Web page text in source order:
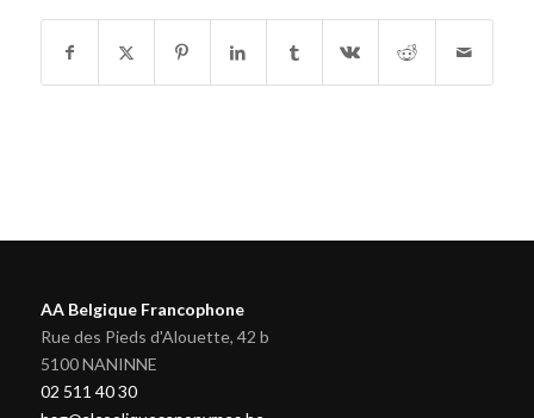
AA Belgique Francophone
Rue des Pieds d'Alouette, 42 b
5100 NANINNE
02 511 40 30